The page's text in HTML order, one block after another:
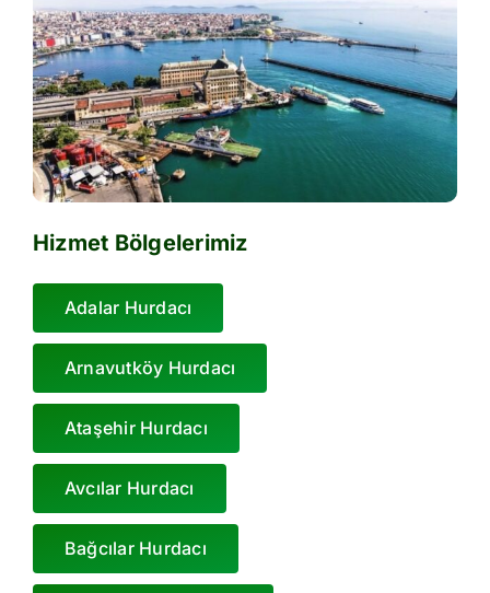
Hizmet Bölgelerimiz
Adalar Hurdacı
Arnavutköy Hurdacı
Ataşehir Hurdacı
Avcılar Hurdacı
Bağcılar Hurdacı